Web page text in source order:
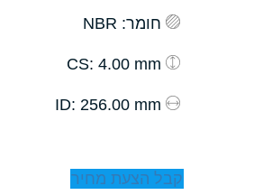
חומר: NBR
: 4.00 mm
: 256.00 mm
קבל הצעת מחיר